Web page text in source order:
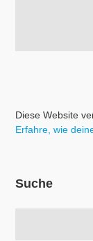
Diese Website
Erfahre, wie
Suche